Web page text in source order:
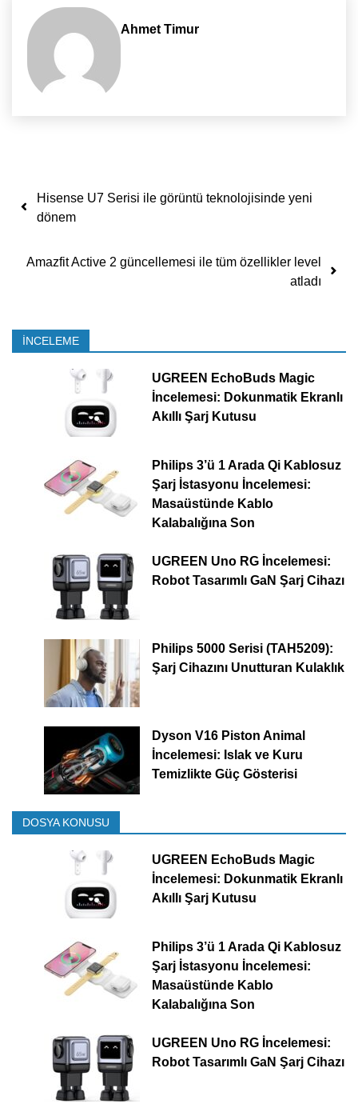
Ahmet Timur
Yazı dolaşımı
Hisense U7 Serisi ile görüntü teknolojisinde yeni
dönem
Amazfit Active 2 güncellemesi ile tüm özellikler level
atladı
İNCELEME
UGREEN EchoBuds Magic
İncelemesi: Dokunmatik Ekranlı
Akıllı Şarj Kutusu
Philips 3’ü 1 Arada Qi Kablosuz
Şarj İstasyonu İncelemesi:
Masaüstünde Kablo
Kalabalığına Son
UGREEN Uno RG İncelemesi:
Robot Tasarımlı GaN Şarj Cihazı
Philips 5000 Serisi (TAH5209):
Şarj Cihazını Unutturan Kulaklık
Dyson V16 Piston Animal
İncelemesi: Islak ve Kuru
Temizlikte Güç Gösterisi
DOSYA KONUSU
UGREEN EchoBuds Magic
İncelemesi: Dokunmatik Ekranlı
Akıllı Şarj Kutusu
Philips 3’ü 1 Arada Qi Kablosuz
Şarj İstasyonu İncelemesi:
Masaüstünde Kablo
Kalabalığına Son
UGREEN Uno RG İncelemesi:
Robot Tasarımlı GaN Şarj Cihazı